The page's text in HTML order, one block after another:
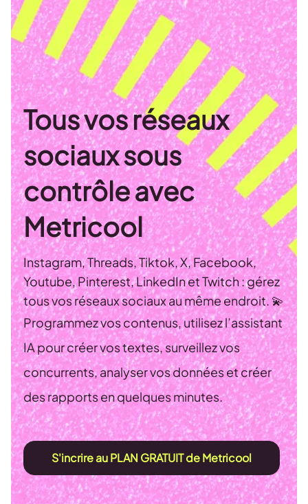
Tous vos réseaux
sociaux sous
contrôle avec
Metricool
Instagram, Threads, Tiktok, X, Facebook,
Youtube, Pinterest, LinkedIn et Twitch : gérez
tous vos réseaux sociaux au même endroit. 💫
Programmez vos contenus, utilisez l’assistant
IA pour créer vos textes, surveillez vos
concurrents, analyser vos données et créer
des rapports en quelques minutes.
S'incrire au PLAN GRATUIT de Metricool